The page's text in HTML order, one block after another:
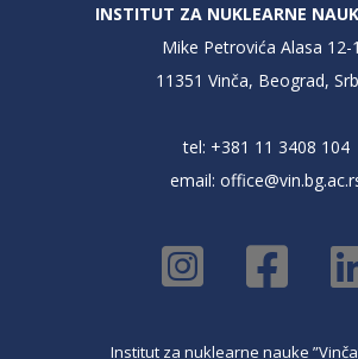
INSTITUT ZA NUKLEARNE
Mike Petrovića Alasa 12-
11351 Vinča, Beograd,
tel: +381 11 3408 104
email:
Institut za nuklearne nauke